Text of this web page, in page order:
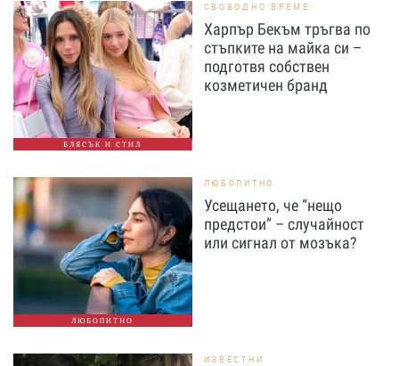
БЛЯСЪК И СТИЛ
СВОБОДНО ВРЕМЕ
Харпър Бекъм тръгва по
стъпките на майка си –
подготвя собствен
козметичен бранд
ЛЮБОПИТНО
ЛЮБОПИТНО
Усещането, че “нещо
предстои” – случайност
или сигнал от мозъка?
ИЗВЕСТНИ